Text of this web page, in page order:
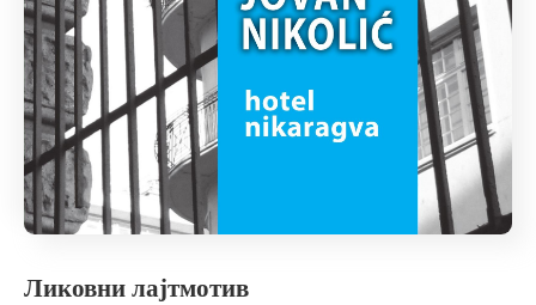
Ликовни лајтмотив